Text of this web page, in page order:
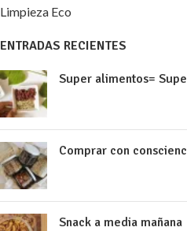
Limpieza Eco
ENTRADAS RECIENTES
Super alimentos=
Comprar con
Snack a media mañana